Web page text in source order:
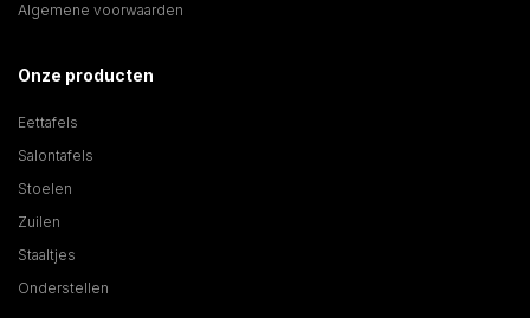
Algemene voorwaarden
Onze producten
Eettafels
Salontafels
Stoelen
Zuilen
Staaltjes
Onderstellen